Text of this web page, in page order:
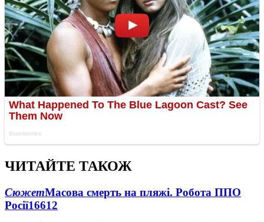
ЧИТАЙТЕ ТАКОЖ
СюжетМасова смерть на пляжі. Робота ППО
Росії16612